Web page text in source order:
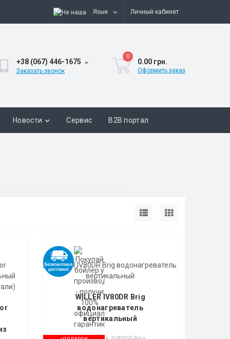
Язык Личный кабинет
+38 (067) 446-1675
Заказать звонок
0
0.00 грн.
Оформить заказ
Новости Сервис B2B портал
WILLER IV80DR Brig
водонагреватель
вертикальный